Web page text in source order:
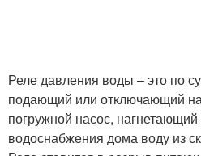
Реле давления воды – это по
подающий или отключающий
погружной насос, нагнетающий
водоснабжения дома воду из